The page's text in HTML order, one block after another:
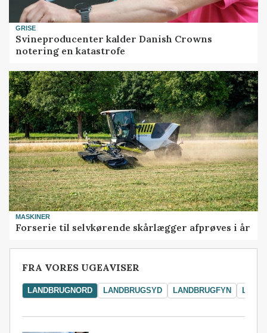
GRISE
Svineproducenter kalder Danish Crowns
notering en katastrofe
MASKINER
Forserie til selvkørende skårlægger afprøves i år
FRA VORES UGEAVISER
LANDBRUGNORD LANDBRUGSYD LANDBRUGFYN